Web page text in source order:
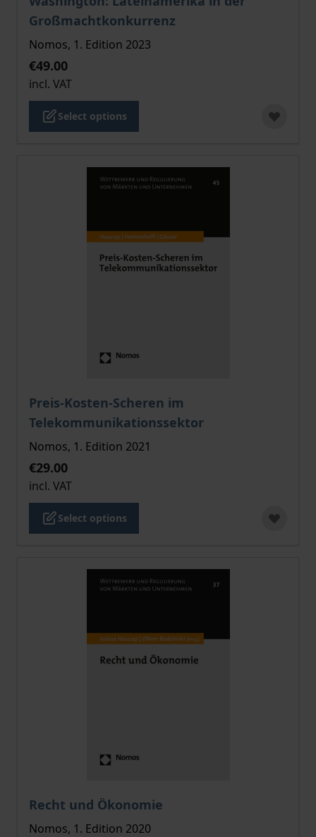
Großmachtkonkurrenz
Nomos, 1. Edition 2023
€49.00
incl. VAT
Select options
Preis-Kosten-Scheren im
Telekommunikationssektor
The price depends on the options chosen on the
Nomos, 1. Edition 2021
€29.00
incl. VAT
Select options
Recht und Ökonomie
The price depends on the options chosen on the
Nomos, 1. Edition 2020